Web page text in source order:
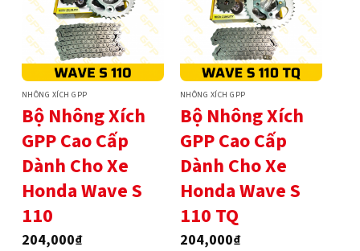
NHÔNG XÍCH GPP
Bộ Nhông Xích
GPP Cao Cấp
Dành Cho Xe
Honda Wave S
110
204,000₫
NHÔNG XÍCH GPP
Bộ Nhông Xích
GPP Cao Cấp
Dành Cho Xe
Honda Wave S
110 TQ
204,000₫